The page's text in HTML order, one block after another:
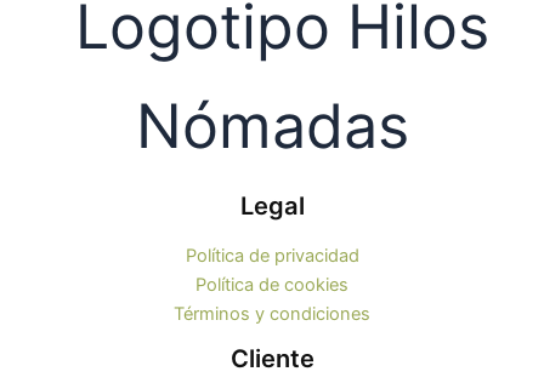
página
de
producto
Legal
Política de privacidad
Política de cookies
Términos y condiciones
Cliente